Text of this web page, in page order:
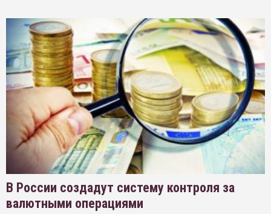
В России создадут систему контроля за
валютными операциями